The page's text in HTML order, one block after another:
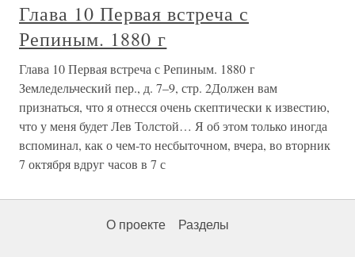
Глава 10 Первая встреча с
Репиным. 1880 г
Глава 10 Первая встреча с Репиным. 1880 г
Земледельческий пер., д. 7–9, стр. 2Должен вам
признаться, что я отнесся очень скептически к известию,
что у меня будет Лев Толстой… Я об этом только иногда
вспоминал, как о чем-то несбыточном, вчера, во вторник
7 октября вдруг часов в 7 с
О проекте Разделы